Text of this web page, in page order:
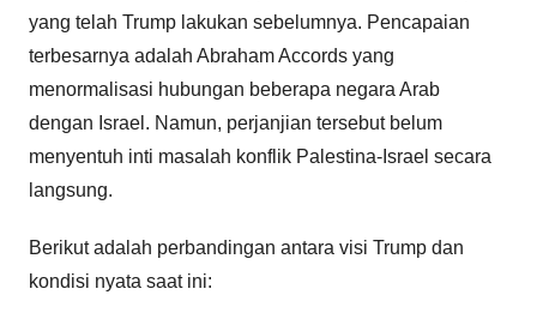
yang telah Trump lakukan sebelumnya. Pencapaian
terbesarnya adalah Abraham Accords yang
menormalisasi hubungan beberapa negara Arab
dengan Israel. Namun, perjanjian tersebut belum
menyentuh inti masalah konflik Palestina-Israel secara
langsung.
Berikut adalah perbandingan antara visi Trump dan
kondisi nyata saat ini: